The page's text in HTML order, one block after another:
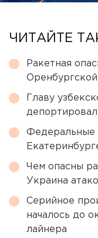
ЧИТАЙТЕ
Ракетная
Главу
Федеральные
Чем опасны
Украина
Серийное
началось до
лайнера